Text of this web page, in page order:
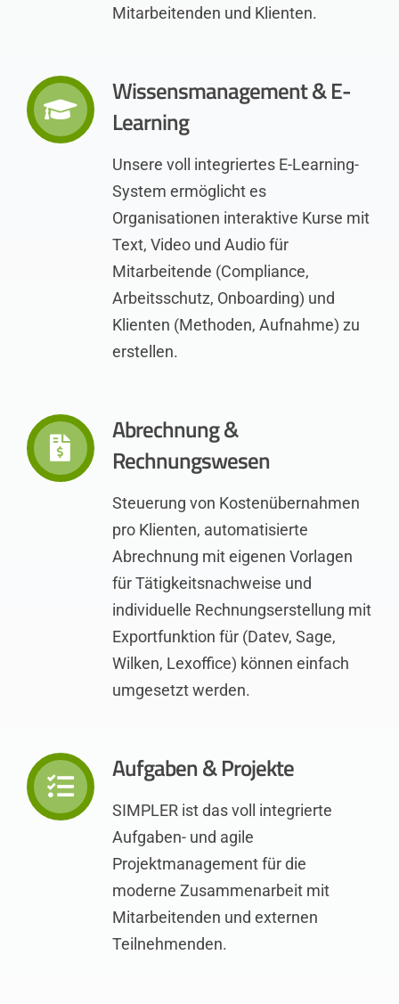
Mitarbeitenden und Klienten.
Wissensmanagement & E-
Learning
Unsere voll integriertes E-Learning-
System ermöglicht es
Organisationen interaktive Kurse mit
Text, Video und Audio für
Mitarbeitende (Compliance,
Arbeitsschutz, Onboarding) und
Klienten (Methoden, Aufnahme) zu
erstellen.
Abrechnung &
Rechnungswesen
Steuerung von Kostenübernahmen
pro Klienten, automatisierte
Abrechnung mit eigenen Vorlagen
für Tätigkeitsnachweise und
individuelle Rechnungserstellung mit
Exportfunktion für (Datev, Sage,
Wilken, Lexoffice) können einfach
umgesetzt werden.
Aufgaben & Projekte
SIMPLER ist das voll integrierte
Aufgaben- und agile
Projektmanagement für die
moderne Zusammenarbeit mit
Mitarbeitenden und externen
Teilnehmenden.